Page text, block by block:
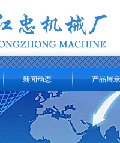
新闻动态 产品展示